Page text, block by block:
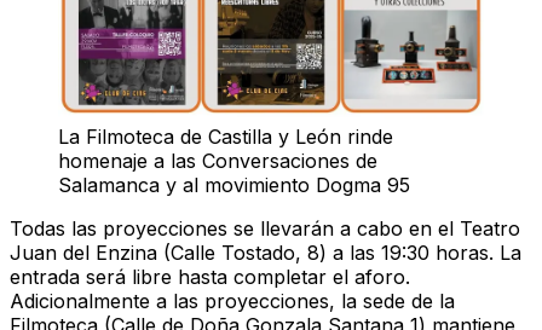
La Filmoteca de Castilla y León rinde
homenaje a las Conversaciones de
Salamanca y al movimiento Dogma 95
Todas las proyecciones se llevarán a cabo en el Teatro
Juan del Enzina (Calle Tostado, 8) a las 19:30 horas. La
entrada será libre hasta completar el aforo.
Adicionalmente a las proyecciones, la sede de la